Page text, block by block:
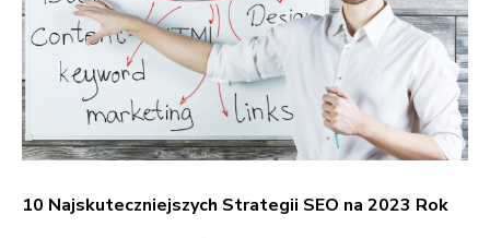
10 Najskuteczniejszych Strategii SEO na 2023 Rok